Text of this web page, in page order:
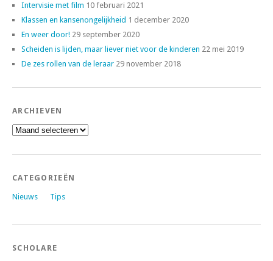
Intervisie met film 10 februari 2021
Klassen en kansenongelijkheid 1 december 2020
En weer door! 29 september 2020
Scheiden is lijden, maar liever niet voor de kinderen 22 mei 2019
De zes rollen van de leraar 29 november 2018
ARCHIEVEN
Archieven
CATEGORIEËN
Nieuws Tips
SCHOLARE